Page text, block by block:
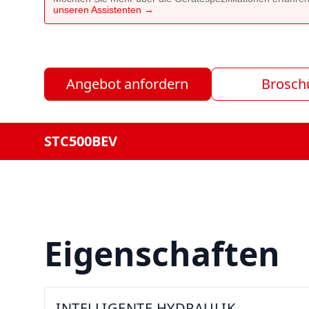
unseren Assistenten →
Angebot anfordern
STC500BEV
Eigenschaften